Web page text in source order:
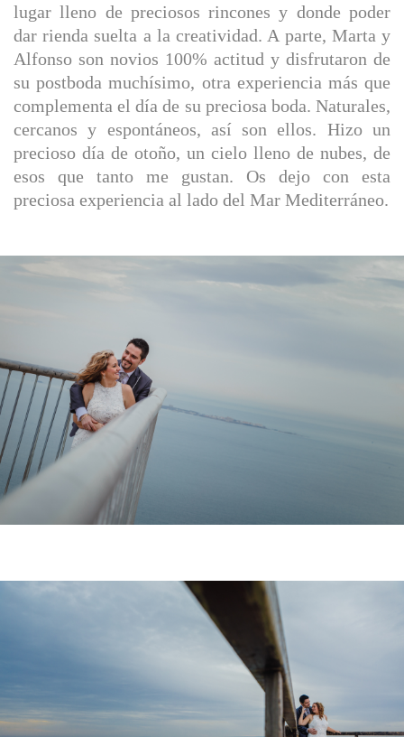
lugar lleno de preciosos rincones y donde poder
dar rienda suelta a la creatividad. A parte, Marta y
Alfonso son novios 100% actitud y disfrutaron de
su postboda muchísimo, otra experiencia más que
complementa el día de su preciosa boda. Naturales,
cercanos y espontáneos, así son ellos. Hizo un
precioso día de otoño, un cielo lleno de nubes, de
esos que tanto me gustan. Os dejo con esta
preciosa experiencia al lado del Mar Mediterráneo.